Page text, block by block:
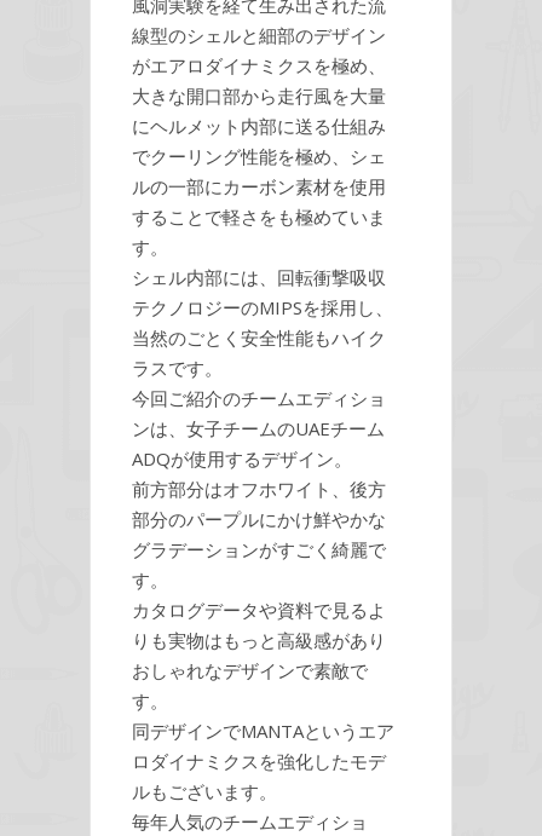
風洞実験を経て生み出された流
線型のシェルと細部のデザイン
がエアロダイナミクスを極め、
大きな開口部から走行風を大量
にヘルメット内部に送る仕組み
でクーリング性能を極め、シェ
ルの一部にカーボン素材を使用
することで軽さをも極めていま
す。
シェル内部には、回転衝撃吸収
テクノロジーのMIPSを採用し、
当然のごとく安全性能もハイク
ラスです。
今回ご紹介のチームエディショ
ンは、女子チームのUAEチーム
ADQが使用するデザイン。
前方部分はオフホワイト、後方
部分のパープルにかけ鮮やかな
グラデーションがすごく綺麗で
す。
カタログデータや資料で見るよ
りも実物はもっと高級感があり
おしゃれなデザインで素敵で
す。
同デザインでMANTAというエア
ロダイナミクスを強化したモデ
ルもございます。
毎年人気のチームエディショ